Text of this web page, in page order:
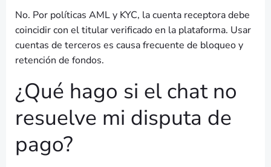
No. Por políticas AML y KYC, la cuenta receptora debe
coincidir con el titular verificado en la plataforma. Usar
cuentas de terceros es causa frecuente de bloqueo y
retención de fondos.
¿Qué hago si el chat no
resuelve mi disputa de
pago?